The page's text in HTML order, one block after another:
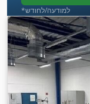
*למודעה/לחודש